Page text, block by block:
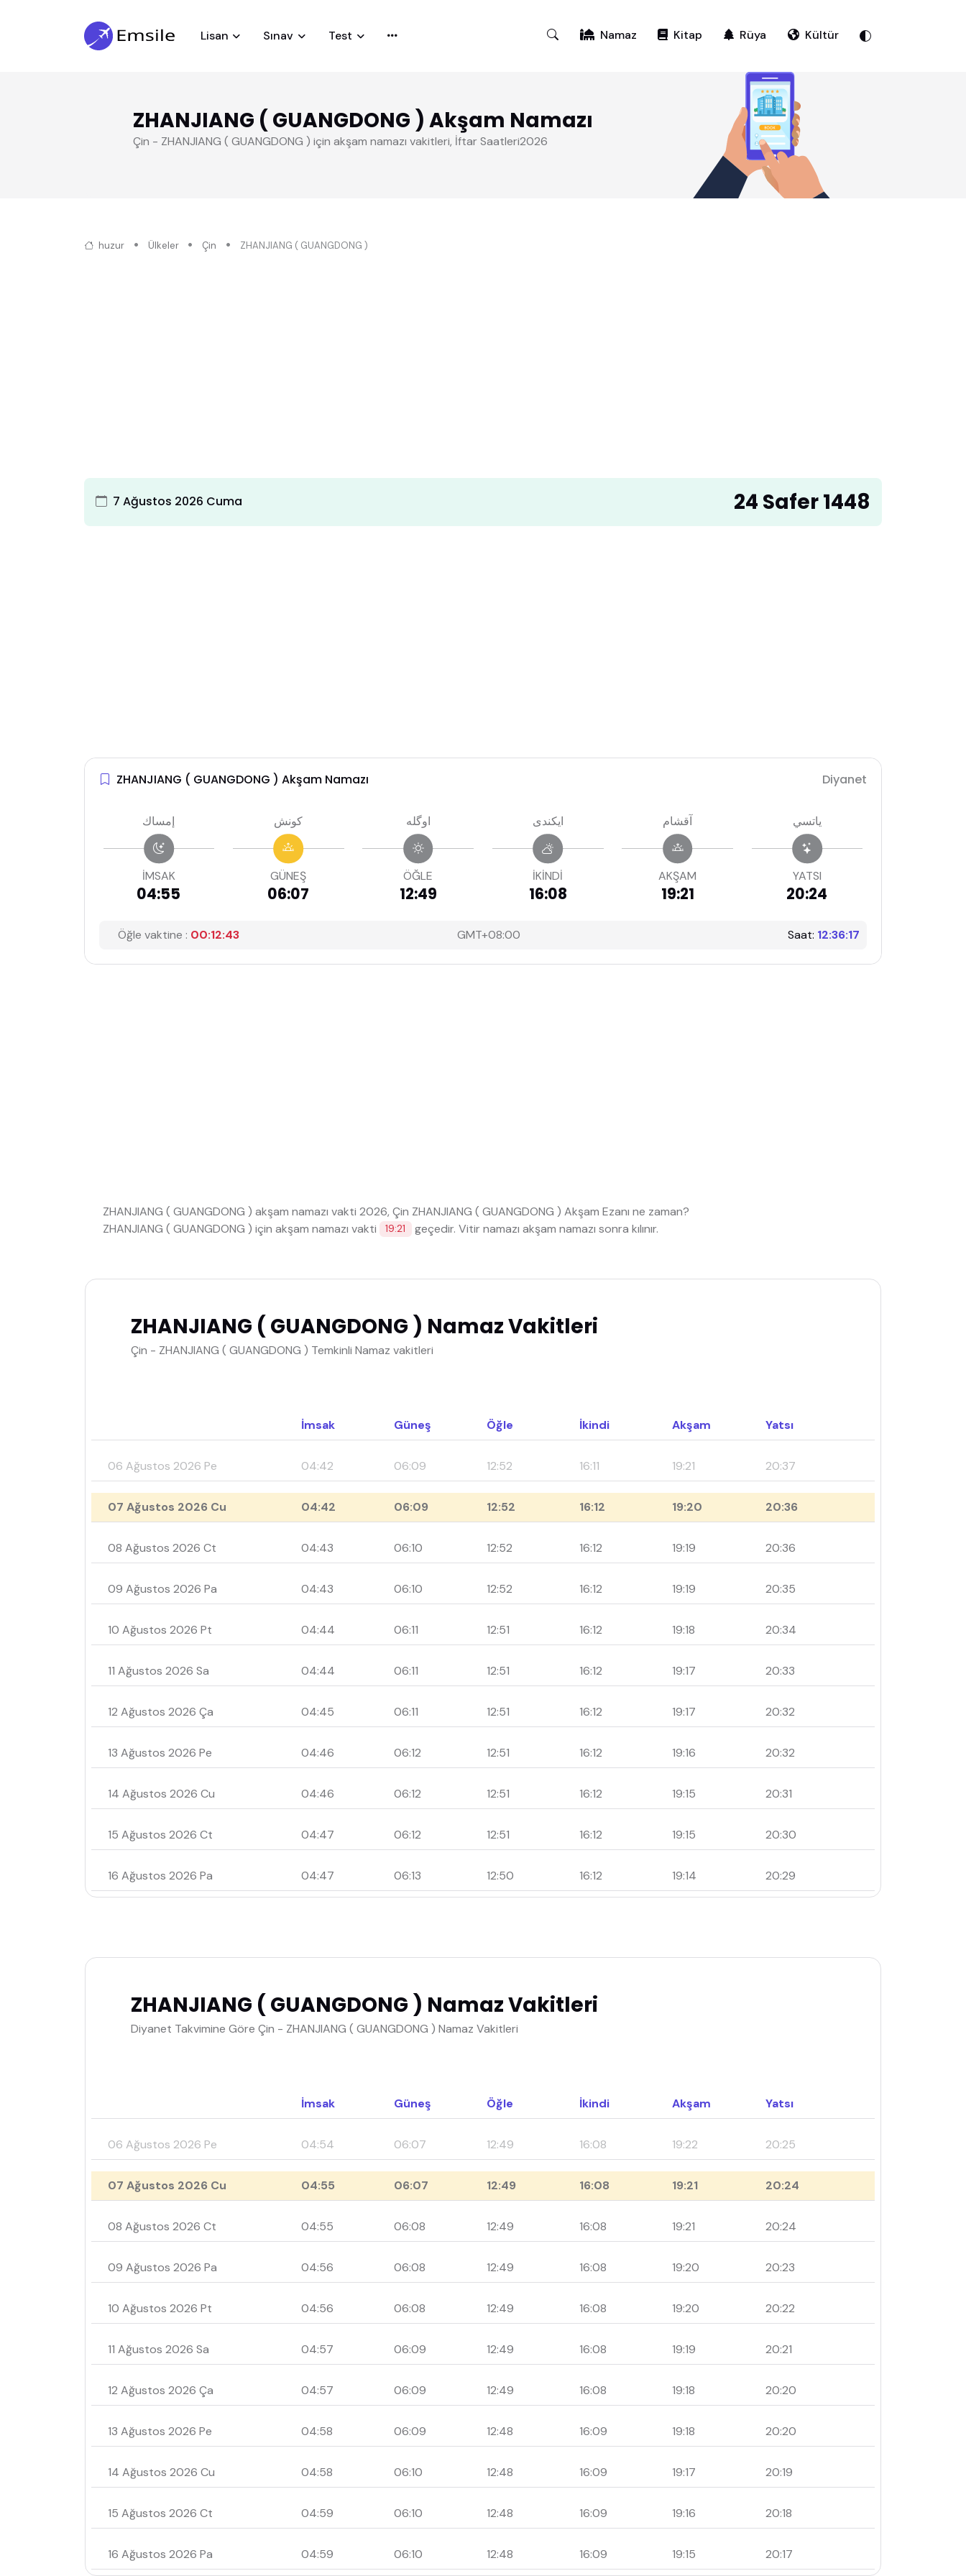
Lisan Sınav Test Namaz Kitap Rüya Kültür
ZHANJIANG ( GUANGDONG ) Akşam Namazı
Çin - ZHANJIANG ( GUANGDONG ) için akşam namazı vakitleri, İftar Saatleri2026
huzur Ülkeler Çin ZHANJIANG ( GUANGDONG )
7 Ağustos 2026 Cuma 24 Safer 1448
ZHANJIANG ( GUANGDONG ) Akşam Namazı Diyanet
إمساك
İMSAK
04:55
كونش
GÜNEŞ
06:07
اوگله
ÖĞLE
12:49
ايكندى
İKİNDİ
16:08
آقشام
AKŞAM
19:21
ياتسي
YATSI
20:24
Öğle vaktine : 00:12:42 GMT+08:00 Saat: 12:36:18
ZHANJIANG ( GUANGDONG ) akşam namazı vakti 2026, Çin ZHANJIANG ( GUANGDONG ) Akşam Ezanı ne zaman?
ZHANJIANG ( GUANGDONG ) için akşam namazı vakti
19:21 geçedir. Vitir namazı akşam namazı sonra kılınır.
ZHANJIANG ( GUANGDONG ) Namaz Vakitleri
Çin - ZHANJIANG ( GUANGDONG ) Temkinli Namaz vakitleri
İmsak Güneş Öğle İkindi Akşam Yatsı
06 Ağustos 2026 Pe 04:42 06:09 12:52 16:11 19:21 20:37
07 Ağustos 2026 Cu 04:42 06:09 12:52 16:12 19:20 20:36
08 Ağustos 2026 Ct 04:43 06:10 12:52 16:12 19:19 20:36
09 Ağustos 2026 Pa 04:43 06:10 12:52 16:12 19:19 20:35
10 Ağustos 2026 Pt 04:44 06:11 12:51 16:12 19:18 20:34
11 Ağustos 2026 Sa 04:44 06:11 12:51 16:12 19:17 20:33
12 Ağustos 2026 Ça 04:45 06:11 12:51 16:12 19:17 20:32
13 Ağustos 2026 Pe 04:46 06:12 12:51 16:12 19:16 20:32
14 Ağustos 2026 Cu 04:46 06:12 12:51 16:12 19:15 20:31
15 Ağustos 2026 Ct 04:47 06:12 12:51 16:12 19:15 20:30
16 Ağustos 2026 Pa 04:47 06:13 12:50 16:12 19:14 20:29
ZHANJIANG ( GUANGDONG ) Namaz Vakitleri
Diyanet Takvimine Göre Çin - ZHANJIANG ( GUANGDONG ) Namaz Vakitleri
İmsak Güneş Öğle İkindi Akşam Yatsı
06 Ağustos 2026 Pe 04:54 06:07 12:49 16:08 19:22 20:25
07 Ağustos 2026 Cu 04:55 06:07 12:49 16:08 19:21 20:24
08 Ağustos 2026 Ct 04:55 06:08 12:49 16:08 19:21 20:24
09 Ağustos 2026 Pa 04:56 06:08 12:49 16:08 19:20 20:23
10 Ağustos 2026 Pt 04:56 06:08 12:49 16:08 19:20 20:22
11 Ağustos 2026 Sa 04:57 06:09 12:49 16:08 19:19 20:21
12 Ağustos 2026 Ça 04:57 06:09 12:49 16:08 19:18 20:20
13 Ağustos 2026 Pe 04:58 06:09 12:48 16:09 19:18 20:20
14 Ağustos 2026 Cu 04:58 06:10 12:48 16:09 19:17 20:19
15 Ağustos 2026 Ct 04:59 06:10 12:48 16:09 19:16 20:18
16 Ağustos 2026 Pa 04:59 06:10 12:48 16:09 19:15 20:17